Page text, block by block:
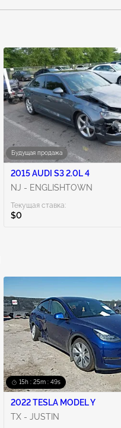
Будущая продажа
2015 AUDI S3 2.0L 4
NJ - ENGLISHTOWN
Текущая ставка:
$0
15h : 25m : 48s
2022 TESLA MODEL Y
TX - JUSTIN